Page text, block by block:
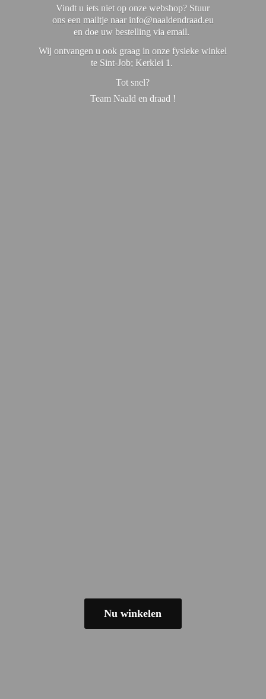
Vindt u iets niet op onze webshop? Stuur
ons een mailtje naar info@naaldendraad.eu
en doe uw bestelling via email.
Wij ontvangen u ook graag in onze fysieke winkel
te Sint-Job; Kerklei 1.
Tot snel?
Team Naald en draad !
Nu winkelen